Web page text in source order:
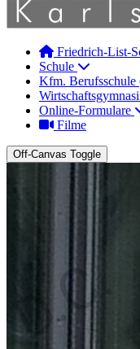
Friedrich-List-
Schule
Kfm.
Online-Formulare
Filme
Off-Canvas Toggle